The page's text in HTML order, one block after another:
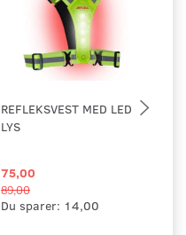
REFLEKSVEST MED LED
LYS
75,00
89,00
Du sparer: 14,00